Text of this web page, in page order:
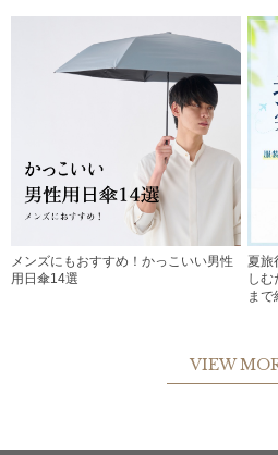
メンズにもおすすめ！かっこいい男性
用日傘14選
夏旅
し
まで
VIEW